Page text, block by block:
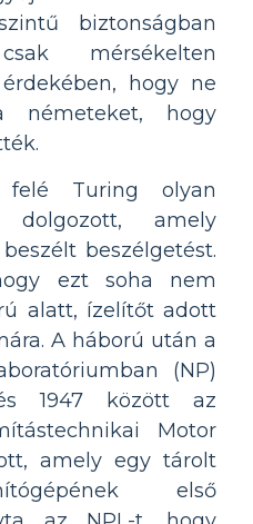
biztonságban
mérsékelten
hogy ne
németeket, hogy
Turing olyan
dolgozott, amely
beszélgetést.
ezt soha nem
alatt, ízelítőt adott
A háború után a
(NP)
1947 között az
Motor
amely egy tárolt
első